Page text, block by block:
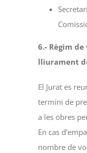
6.- Règim
lliurament
El Jurat es
termini de
a les obres
En cas
nombre de